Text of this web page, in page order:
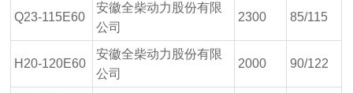
Q23-115E60
安徽全柴动力股份有限
公司
2300 85/115
H20-120E60
安徽全柴动力股份有限
公司
2000 90/122